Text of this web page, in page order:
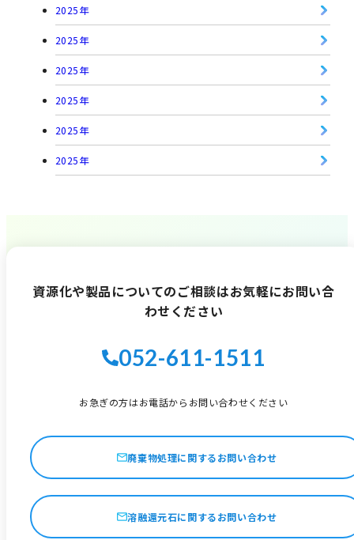
2025年
2025年
2025年
2025年
2025年
2025年
資源化や製品についてのご相談はお気軽にお問い合
わせください
052-611-1511
お急ぎの方はお電話からお問い合わせください
廃棄物処理に関するお問い合わせ
溶融還元石に関するお問い合わせ